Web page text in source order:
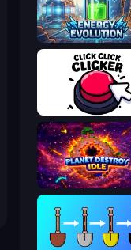
Energy Evolution
Click Click Clicker
Planet Destroy Idle